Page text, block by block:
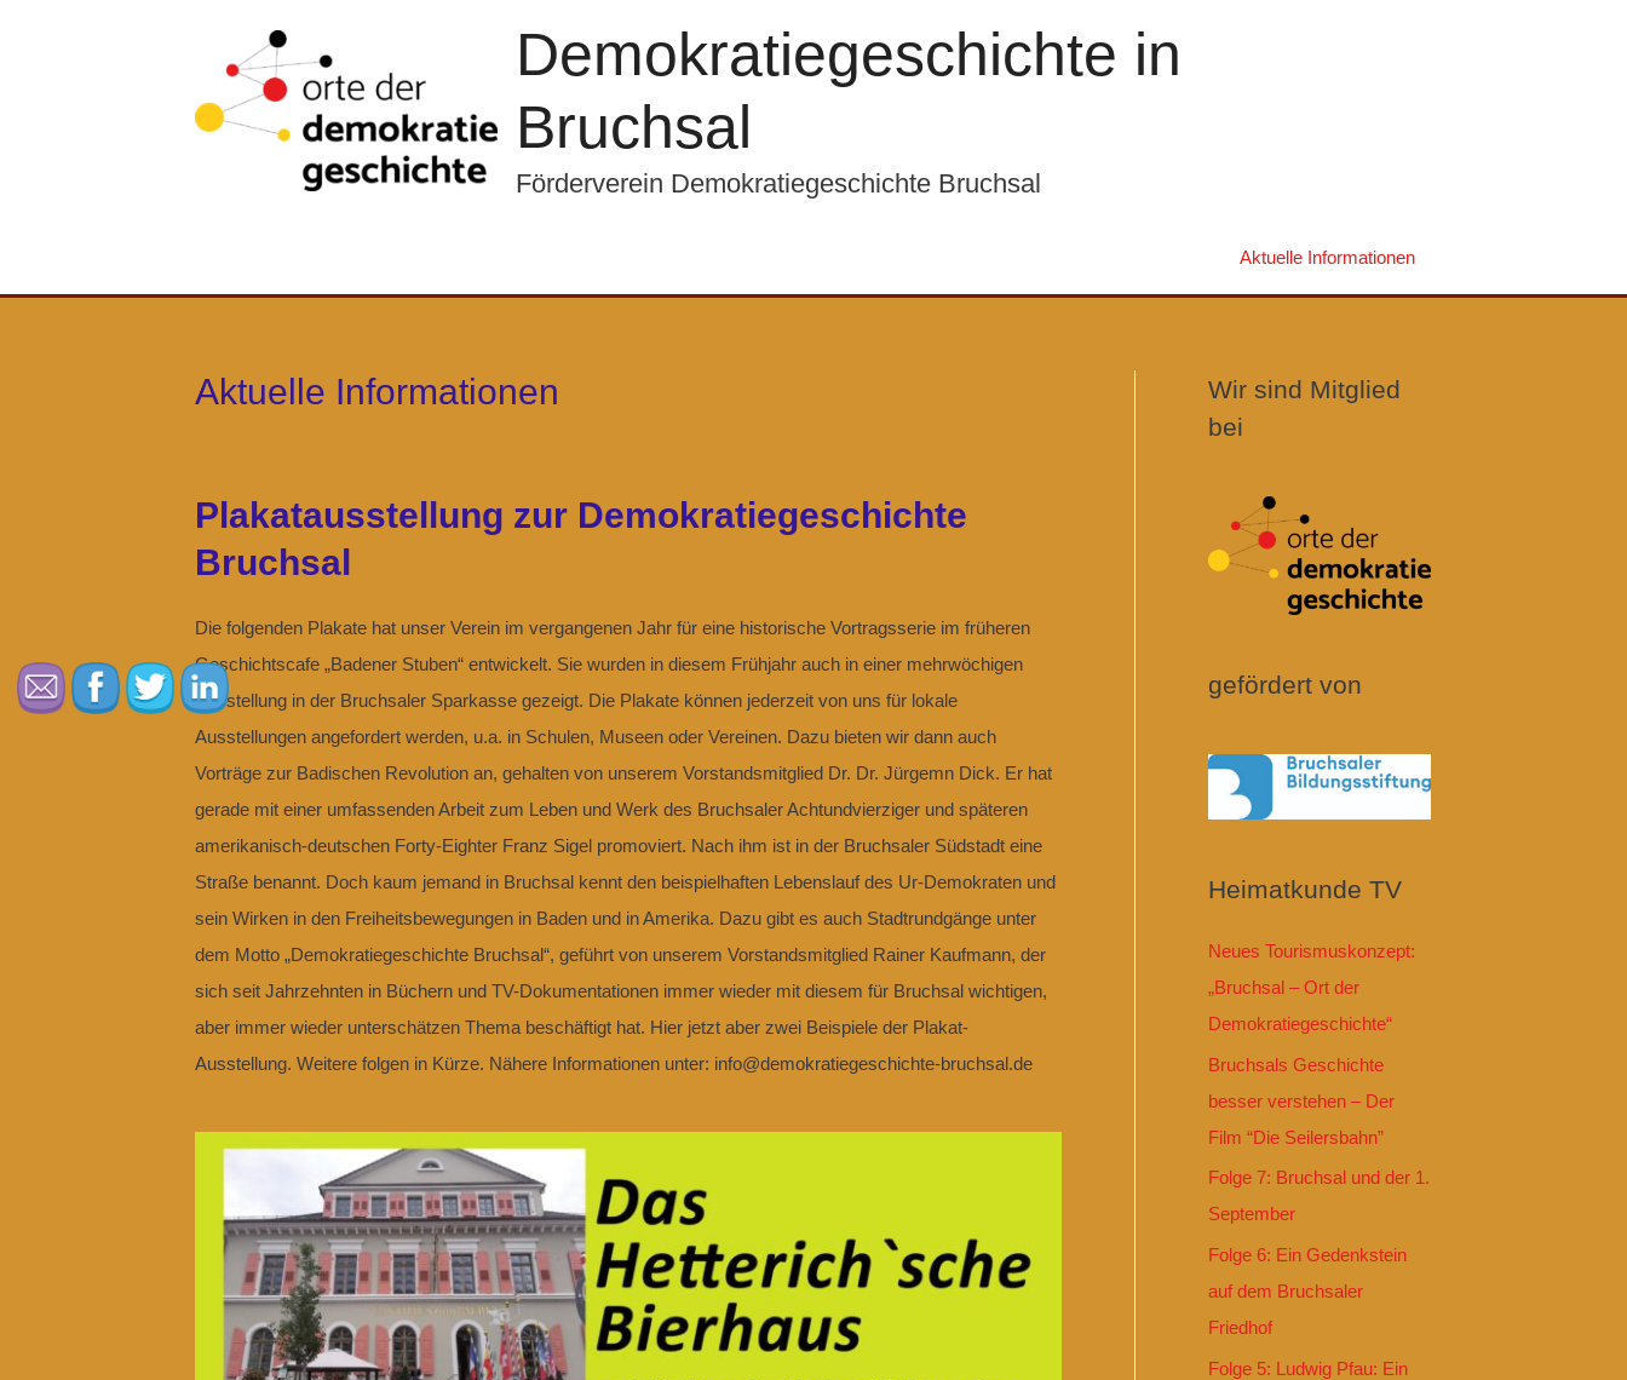
Demokratiegeschichte in
Bruchsal
Förderverein Demokratiegeschichte Bruchsal
Aktuelle Informationen
Aktuelle Informationen
Plakatausstellung zur Demokratiegeschichte
Bruchsal
Die folgenden Plakate hat unser Verein im vergangenen Jahr für eine historische Vortragsserie im früheren
Geschichtscafe „Badener Stuben“ entwickelt. Sie wurden in diesem Frühjahr auch in einer mehrwöchigen
Ausstellung in der Bruchsaler Sparkasse gezeigt. Die Plakate können jederzeit von uns für lokale
Ausstellungen angefordert werden, u.a. in Schulen, Museen oder Vereinen. Dazu bieten wir dann auch
Vorträge zur Badischen Revolution an, gehalten von unserem Vorstandsmitglied Dr. Dr. Jürgemn Dick. Er hat
gerade mit einer umfassenden Arbeit zum Leben und Werk des Bruchsaler Achtundvierziger und späteren
amerikanisch-deutschen Forty-Eighter Franz Sigel promoviert. Nach ihm ist in der Bruchsaler Südstadt eine
Straße benannt. Doch kaum jemand in Bruchsal kennt den beispielhaften Lebenslauf des Ur-Demokraten und
sein Wirken in den Freiheitsbewegungen in Baden und in Amerika. Dazu gibt es auch Stadtrundgänge unter
dem Motto „Demokratiegeschichte Bruchsal“, geführt von unserem Vorstandsmitglied Rainer Kaufmann, der
sich seit Jahrzehnten in Büchern und TV-Dokumentationen immer wieder mit diesem für Bruchsal wichtigen,
aber immer wieder unterschätzen Thema beschäftigt hat. Hier jetzt aber zwei Beispiele der Plakat-
Ausstellung. Weitere folgen in Kürze. Nähere Informationen unter: info@demokratiegeschichte-bruchsal.de
Wir sind Mitglied
bei
gefördert von
Heimatkunde TV
Neues Tourismuskonzept:
„Bruchsal – Ort der
Demokratiegeschichte“
Bruchsals Geschichte
besser verstehen – Der
Film “Die Seilersbahn”
Folge 7: Bruchsal und der 1.
September
Folge 6: Ein Gedenkstein
auf dem Bruchsaler
Friedhof
Folge 5: Ludwig Pfau: Ein